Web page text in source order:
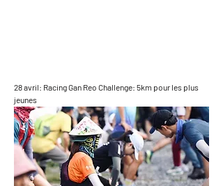
28 avril: Racing Gan Reo Challenge: 5km pour les plus
jeunes